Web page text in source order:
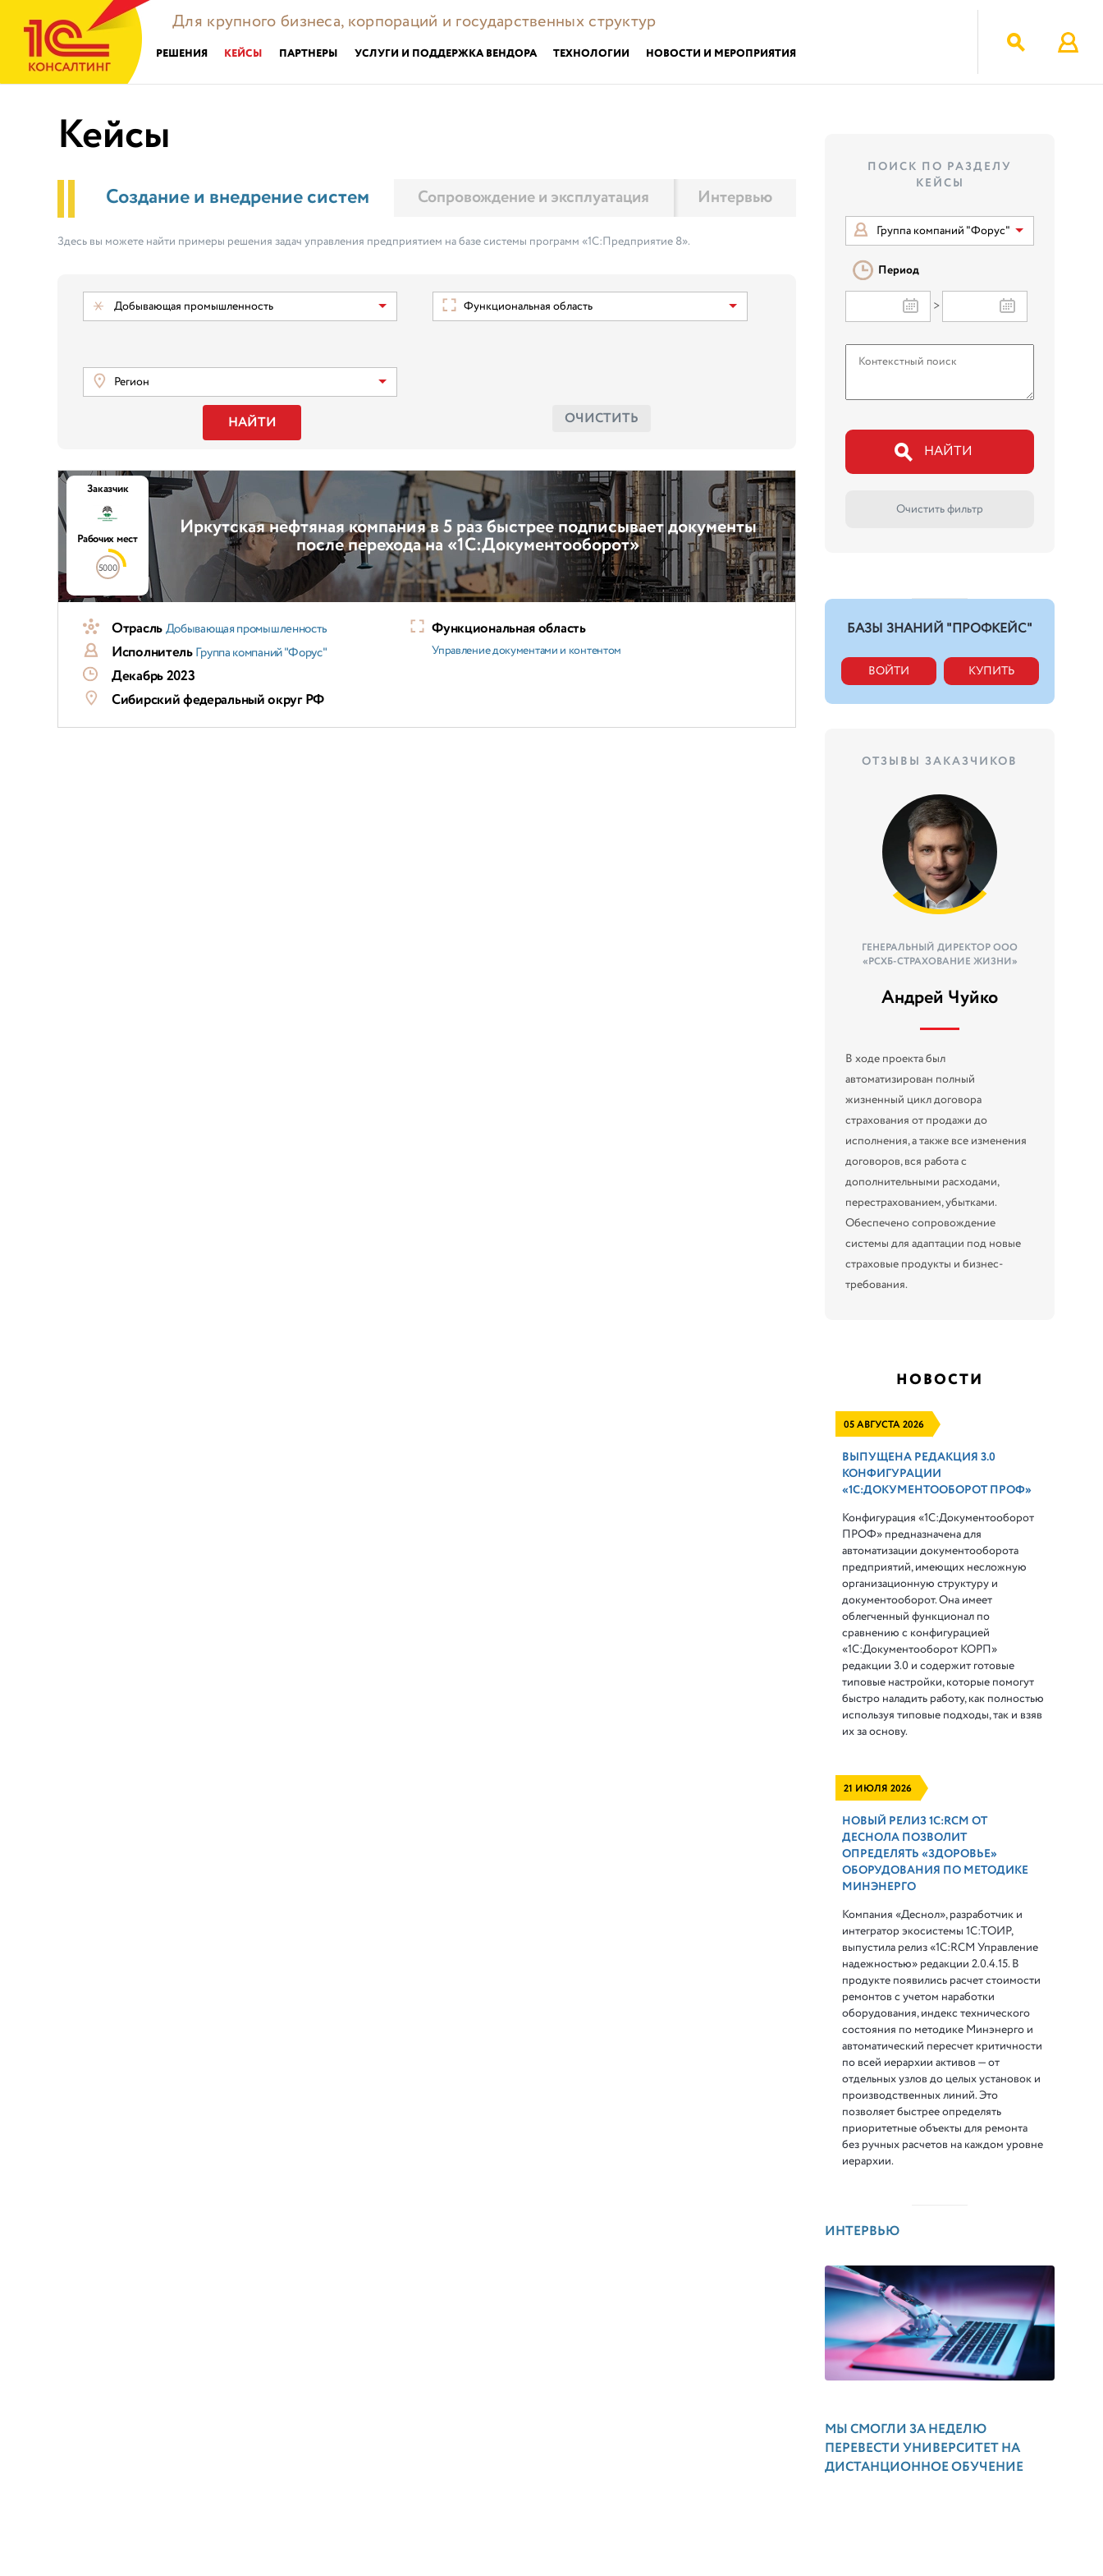
Для крупного бизнеса, корпораций и государственных структур
РЕШЕНИЯ КЕЙСЫ ПАРТНЕРЫ УСЛУГИ И ПОДДЕРЖКА ВЕНДОРА ТЕХНОЛОГИИ НОВОСТИ И МЕРОПРИЯТИЯ
Кейсы
Создание и внедрение систем Сопровождение и эксплуатация Интервью
Здесь вы можете найти примеры решения задач управления предприятием на базе системы программ «1С:Предприятие 8».
Добывающая промышленность
Регион
Функциональная область
НАЙТИ ОЧИСТИТЬ
Иркутская нефтяная компания в 5 раз быстрее подписывает документы
после перехода на «1С:Документооборот»
Заказчик
Рабочих мест
5000
ОтрасльДобывающая промышленность
ИсполнительГруппа компаний "Форус"
Декабрь 2023
Сибирский федеральный округ РФ
Функциональная область
Управление документами и контентом
ПОИСК ПО РАЗДЕЛУ
КЕЙСЫ
Группа компаний "Форус"
Период
>
НАЙТИ
Очистить фильтр
БАЗЫ ЗНАНИЙ "ПРОФКЕЙС"
ВОЙТИ КУПИТЬ
ОТЗЫВЫ ЗАКАЗЧИКОВ
ГЕНЕРАЛЬНЫЙ ДИРЕКТОР ООО
«РСХБ-СТРАХОВАНИЕ ЖИЗНИ»
Андрей Чуйко
В ходе проекта был
автоматизирован полный
жизненный цикл договора
страхования от продажи до
исполнения, а также все изменения
договоров, вся работа с
дополнительными расходами,
перестрахованием, убытками.
Обеспечено сопровождение
системы для адаптации под новые
страховые продукты и бизнес-
требования.
НОВОСТИ
05 АВГУСТА 2026
ВЫПУЩЕНА РЕДАКЦИЯ 3.0
КОНФИГУРАЦИИ
«1С:ДОКУМЕНТООБОРОТ ПРОФ»
Конфигурация «1С:Документооборот
ПРОФ» предназначена для
автоматизации документооборота
предприятий, имеющих несложную
организационную структуру и
документооборот. Она имеет
облегченный функционал по
сравнению с конфигурацией
«1С:Документооборот КОРП»
редакции 3.0 и содержит готовые
типовые настройки, которые помогут
быстро наладить работу, как полностью
используя типовые подходы, так и взяв
их за основу.
21 ИЮЛЯ 2026
НОВЫЙ РЕЛИЗ 1С:RCM ОТ
ДЕСНОЛА ПОЗВОЛИТ
ОПРЕДЕЛЯТЬ «ЗДОРОВЬЕ»
ОБОРУДОВАНИЯ ПО МЕТОДИКЕ
МИНЭНЕРГО
Компания «Деснол», разработчик и
интегратор экосистемы 1С:ТОИР,
выпустила релиз «1С:RCM Управление
надежностью» редакции 2.0.4.15. В
продукте появились расчет стоимости
ремонтов с учетом наработки
оборудования, индекс технического
состояния по методике Минэнерго и
автоматический пересчет критичности
по всей иерархии активов — от
отдельных узлов до целых установок и
производственных линий. Это
позволяет быстрее определять
приоритетные объекты для ремонта
без ручных расчетов на каждом уровне
иерархии.
ИНТЕРВЬЮ
МЫ СМОГЛИ ЗА НЕДЕЛЮ
ПЕРЕВЕСТИ УНИВЕРСИТЕТ НА
ДИСТАНЦИОННОЕ ОБУЧЕНИЕ